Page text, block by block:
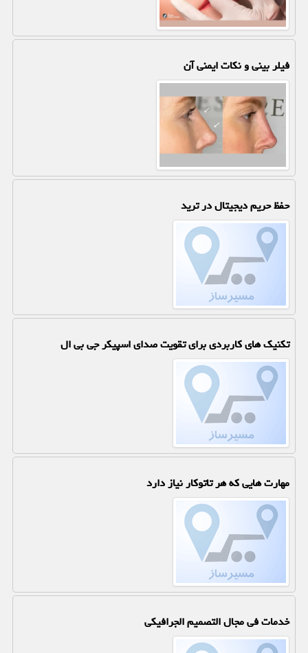
فیلر بینی و نکات ایمنی آن
حفظ حریم دیجیتال در ترید
تکنیک های کاربردی برای تقویت صدای اسپیکر جی بی ال
مهارت هایی که هر تاتوکار نیاز دارد
خدمات فی مجال التصمیم الجرافیکی